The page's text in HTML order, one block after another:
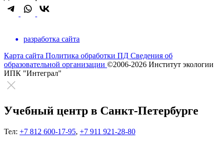
разработка сайта
Карта сайта Политика обработки ПД Сведения об
образовательной организации ©2006-2026 Институт экологии
ИПК "Интеграл"
Учебный центр в Санкт-Петербурге
Тел: +7 812 600-17-95, +7 911 921-28-80